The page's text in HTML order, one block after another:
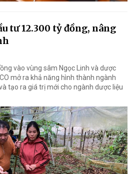
tư 12.300 tỷ đồng, nâng
vào vùng sâm Ngọc Linh và dược
mở ra khả năng hình thành ngành
tạo ra giá trị mới cho ngành dược liệu